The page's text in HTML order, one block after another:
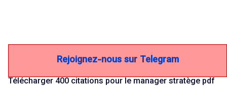
Rejoignez-nous sur Telegram
Télécharger 400 citations pour le manager stratège pdf